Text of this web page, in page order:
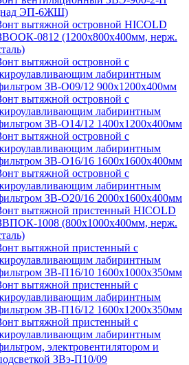
ЭП-6ЖШ)
вытяжной островной HICOLD
0812 (1200х800x400мм, нерж.
вытяжной островной с
лабиринтным
ЗВ-О09/12 900х1200х400мм
вытяжной островной с
лабиринтным
ЗВ-О14/12 1400х1200х400мм
вытяжной островной с
лабиринтным
ЗВ-О16/16 1600х1600х400мм
вытяжной островной с
лабиринтным
ЗВ-О20/16 2000х1600х400мм
вытяжной пристенный HICOLD
1008 (800х1000х400мм, нерж.
вытяжной пристенный с
лабиринтным
ЗВ-П16/10 1600х1000х350мм
вытяжной пристенный с
лабиринтным
ЗВ-П16/12 1600х1200х350мм
вытяжной пристенный с
лабиринтным
электровентилятором и
ЗВэ-П10/09